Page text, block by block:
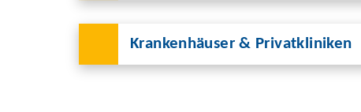
Krankenhäuser & Privatkliniken